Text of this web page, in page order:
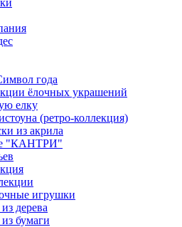
года
ёлочных украшений
елку
(ретро-коллекция)
из акрила
"КАНТРИ"
игрушки
дерева
бумаги